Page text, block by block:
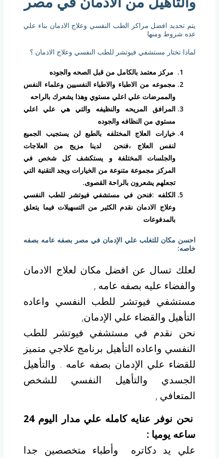
يتم تحديد افضل مراكز الطب النفسي وعلاج الادمان بناء علي
عده شروط ومنها
لماذا تختار مستشفي فيوتشر للطب النفسي وعلاج الادمان ؟
مركز معتمد بالكامل من قبل الصحه والجوده
مجموعه من الاطباء والاطباء النفسيين وعلماء النفس
والممرضات علي اعلي مستوي وهذا يشعرك بالراحه
المرافق المريحه والنظيفه والتي هي علي اعلي
مستوي من النظافه والجوده
خيارات العلاج المختلفه بالطبع لن يستجيب الجميع
لنفس العلاج ،فنحن لدينا مزيج من العلاجات
والجلسات المختلفة و يستكشف كل شخص في
المركز مجموعة متنوعة من الخيارات ويجد التقنية التي
تجعلهم يشعرون بالراحة القصوى.
الكلفه :فنحن في مستشفي فيوتشر للطب النفسي
وعلاج الادمان نقدم الكثير من التسهيلات فيما يتعلق
بالمدفوعات
احسن مكان للتغلب علي الإدمان في مصر بصفه عامه بصفه
خاصه:
لعلك تسال عن افضل مكان لعلاج الادمان
والفضاء عليه بصفه عامه ,
مستشفي فيوتشر للطب النفسي واعاده
التأهيل والقضاء علي الإدمان,
نحن نقدم في مستشفي فيوتشر للطب
النفسي واعاده التأهيل برنامج علاجي متميز
للقضاء علي الإدمان بصفه عامه . والتأهيل
الجسدي والتأهيل النفسي للشخص
المتعافي ,
نحن نوفر عنايه كامله علي مدار اليوم 24
ساعه يوميا :
علي يد دكاتره وأطباء متخصصين جدا